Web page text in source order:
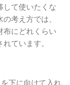
して使いたくな
考え方では、
布にどれくらい
ています。
下に向けて入れ